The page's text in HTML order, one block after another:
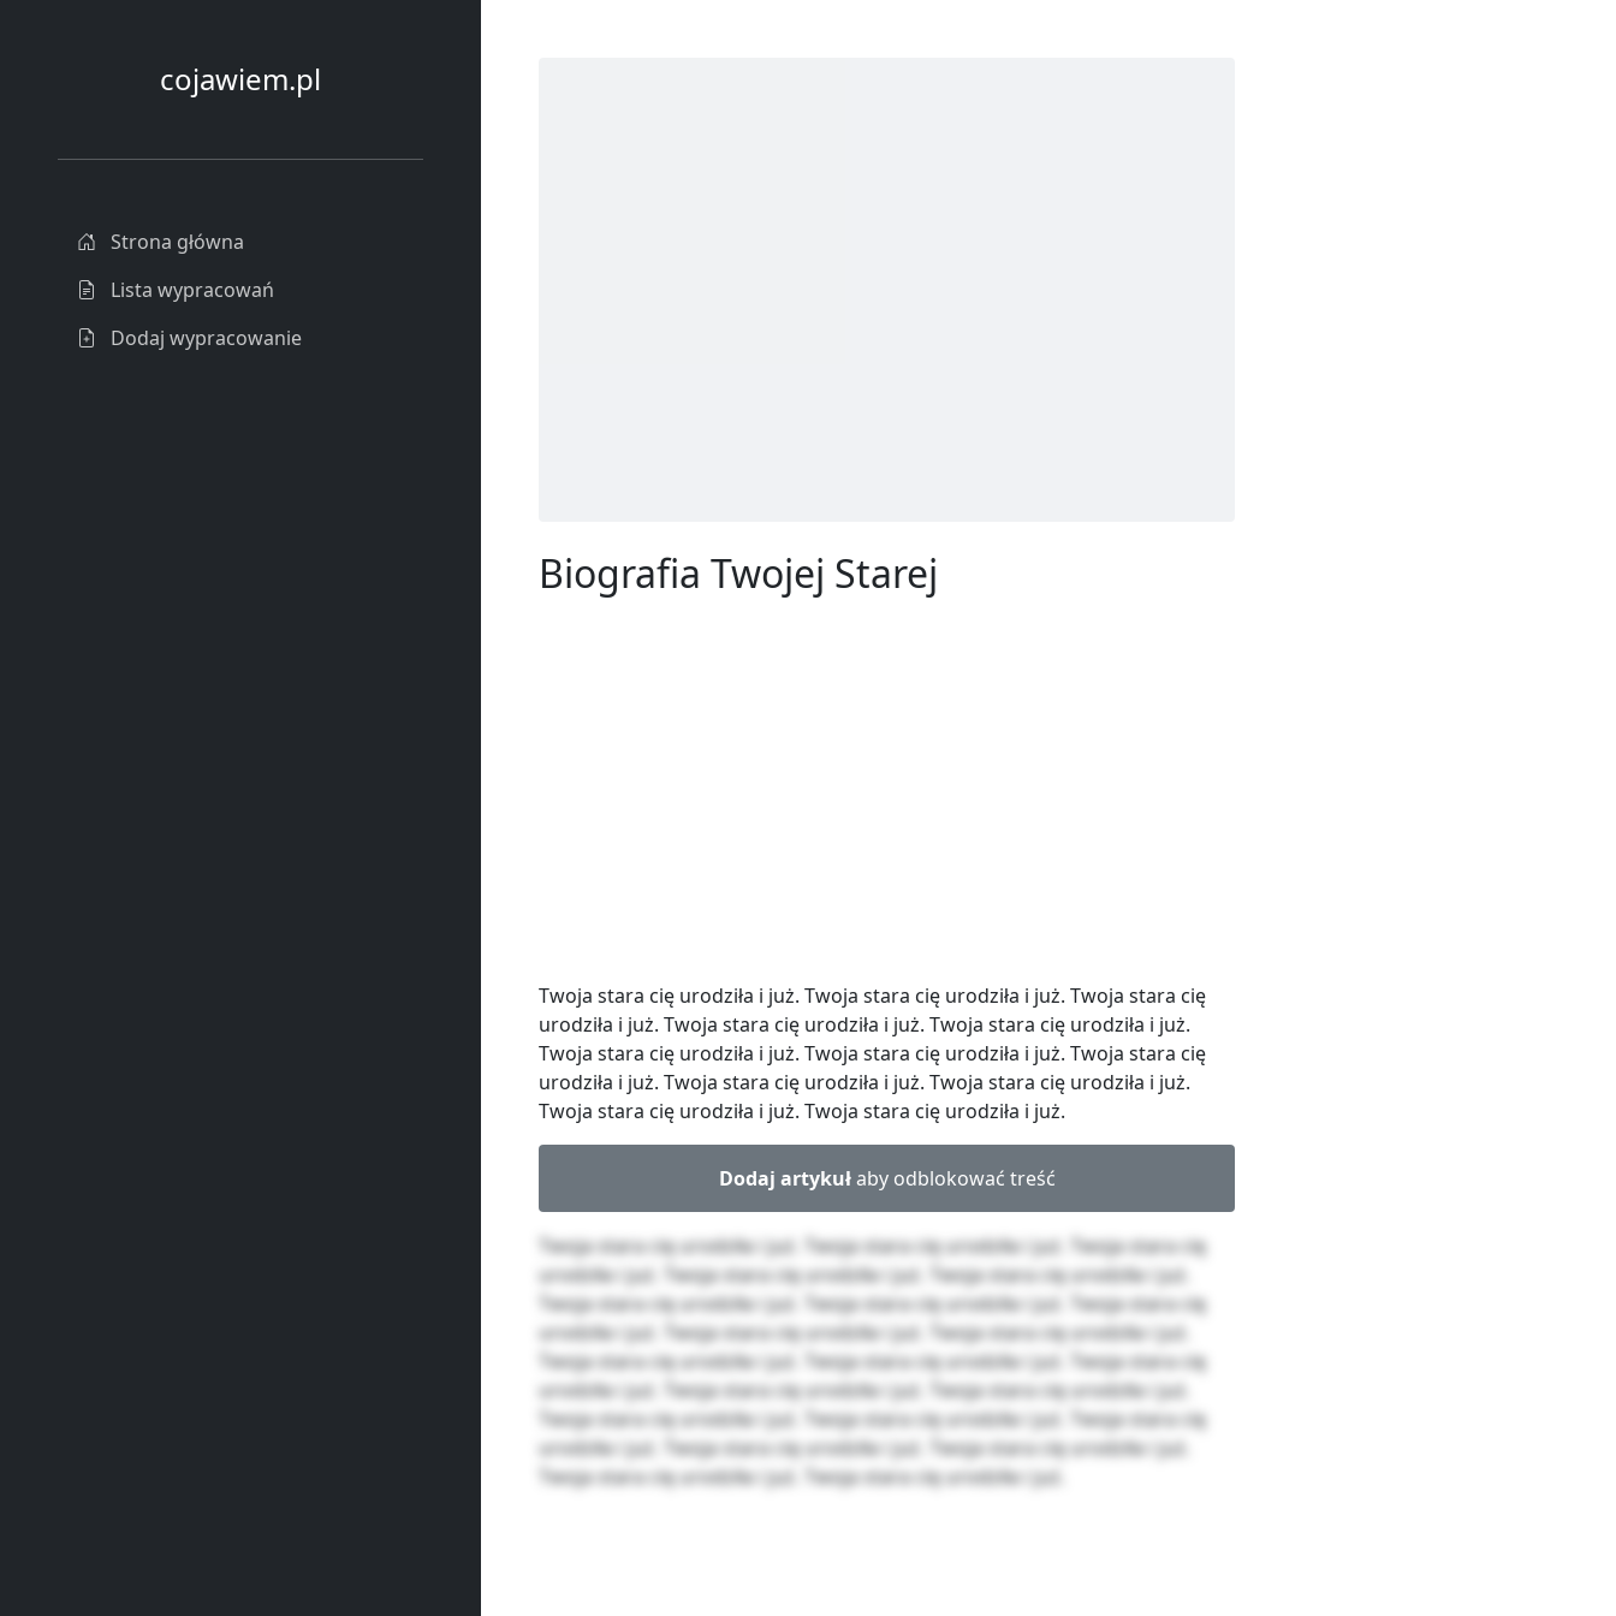
cojawiem.pl
Strona główna
Lista wypracowań
Dodaj wypracowanie
Biografia Twojej Starej
Twoja stara cię urodziła i już. Twoja stara cię urodziła i już. Twoja stara cię
urodziła i już. Twoja stara cię urodziła i już. Twoja stara cię urodziła i już.
Twoja stara cię urodziła i już. Twoja stara cię urodziła i już. Twoja stara cię
urodziła i już. Twoja stara cię urodziła i już. Twoja stara cię urodziła i już.
Twoja stara cię urodziła i już. Twoja stara cię urodziła i już.
Dodaj artykułaby odblokować treść
Twoja stara cię urodziła i już. Twoja stara cię urodziła i już. Twoja stara cię
urodziła i już. Twoja stara cię urodziła i już. Twoja stara cię urodziła i już.
Twoja stara cię urodziła i już. Twoja stara cię urodziła i już. Twoja stara cię
urodziła i już. Twoja stara cię urodziła i już. Twoja stara cię urodziła i już.
Twoja stara cię urodziła i już. Twoja stara cię urodziła i już. Twoja stara cię
urodziła i już. Twoja stara cię urodziła i już. Twoja stara cię urodziła i już.
Twoja stara cię urodziła i już. Twoja stara cię urodziła i już. Twoja stara cię
urodziła i już. Twoja stara cię urodziła i już. Twoja stara cię urodziła i już.
Twoja stara cię urodziła i już. Twoja stara cię urodziła i już.